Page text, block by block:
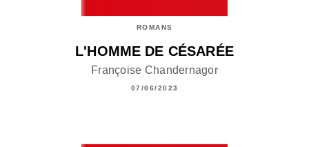
ROMANS
L'HOMME DE CÉSARÉE
Françoise Chandernagor
07/06/2023